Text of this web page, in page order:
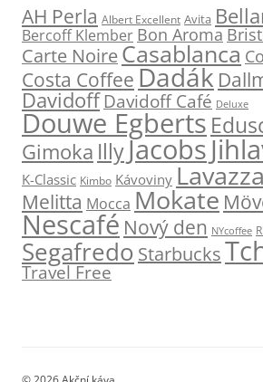
AH Perla Albert Excellent Avita
Bercoff Klember Bon Aroma
Carte NoireCasablanca
Costa CoffeeDadák
Davidoff Davidoff Café Deluxe
Douwe Egberts
Gimoka IllyJacobs
K-Classic Kimbo Kávoviny Lavazza
Melitta Mocca Mokate
Nescafé Nový den NYcoffee
Segafredo Starbucks
Travel Free